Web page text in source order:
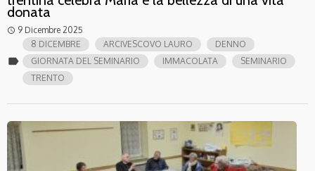
donata
access_time 9 Dicembre 2025
label
8 DICEMBRE ARCIVESCOVO LAURO
DENNO
GIORNATA DEL SEMINARIO
IMMACOLATA
SEMINARIO
TRENTO